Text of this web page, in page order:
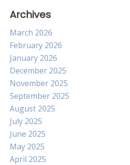
Archives
March 2026
February 2026
January 2026
December 2025
November 2025
September 2025
August 2025
July 2025
June 2025
May 2025
April 2025